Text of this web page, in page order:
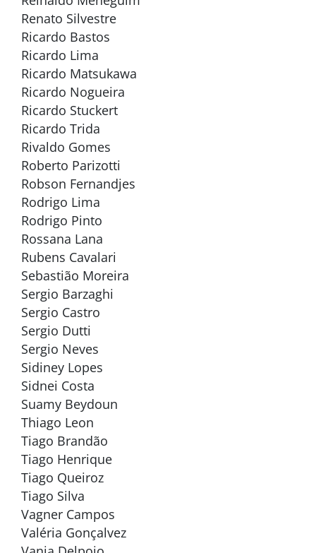
Renato Silvestre
Ricardo Bastos
Ricardo Lima
Ricardo Matsukawa
Ricardo Nogueira
Ricardo Stuckert
Ricardo Trida
Rivaldo Gomes
Roberto Parizotti
Robson Fernandjes
Rodrigo Lima
Rodrigo Pinto
Rossana Lana
Rubens Cavalari
Sebastião Moreira
Sergio Barzaghi
Sergio Castro
Sergio Dutti
Sergio Neves
Sidiney Lopes
Sidnei Costa
Suamy Beydoun
Thiago Leon
Tiago Brandão
Tiago Henrique
Tiago Queiroz
Tiago Silva
Vagner Campos
Valéria Gonçalvez